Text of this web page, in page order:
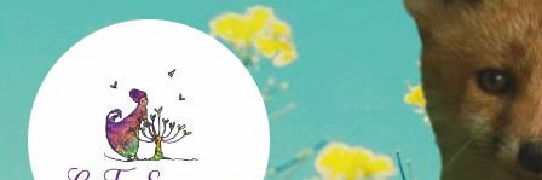
la
navigation
contenu